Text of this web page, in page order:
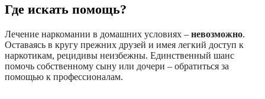
Где искать помощь?
Лечение наркомании в домашних условиях – невозможно.
Оставаясь в кругу прежних друзей и имея легкий доступ к
наркотикам, рецидивы неизбежны. Единственный шанс
помочь собственному сыну или дочери – обратиться за
помощью к профессионалам.